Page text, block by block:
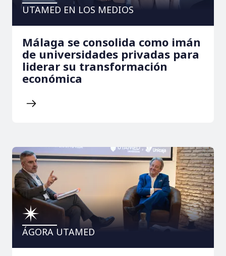
UTAMED EN LOS MEDIOS
Málaga se consolida como imán
de universidades privadas para
liderar su transformación
económica
ÁGORA UTAMED